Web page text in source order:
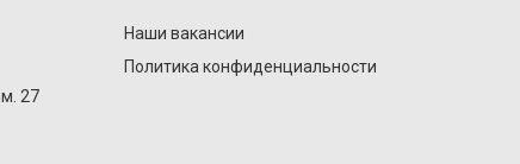
27
Наши вакансии
Политика конфиденциальности